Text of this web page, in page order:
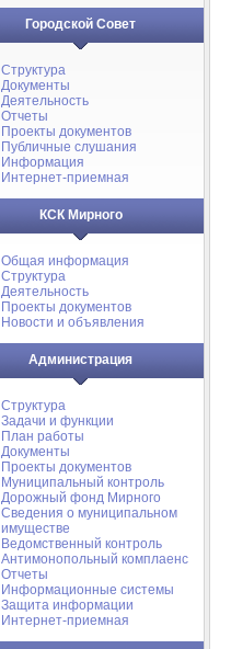
Городской Совет
Структура
Документы
Деятельность
Отчеты
Проекты документов
Публичные слушания
Информация
Интернет-приемная
КСК Мирного
Общая информация
Структура
Деятельность
Проекты документов
Новости и объявления
Администрация
Структура
Задачи и функции
План работы
Документы
Проекты документов
Муниципальный контроль
Дорожный фонд Мирного
Cведения о муниципальном
имуществе
Ведомственный контроль
Антимонопольный комплаенс
Отчеты
Информационные системы
Защита информации
Интернет-приемная